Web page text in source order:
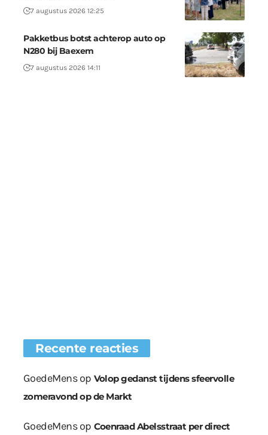
7 augustus 2026 12:25
Pakketbus botst achterop auto op
N280 bij Baexem
7 augustus 2026 14:11
Recente reacties
GoedeMensop Volop gedanst tijdens sfeervolle
zomeravond op de Markt
GoedeMensop Coenraad Abelsstraat per direct